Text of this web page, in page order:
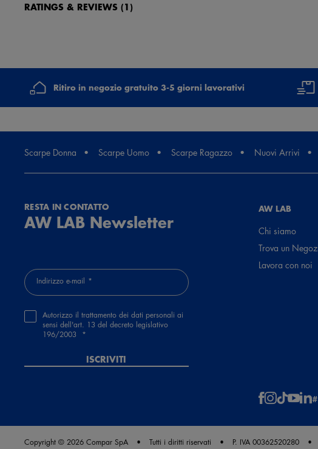
RATINGS & REVIEWS (1)
Top bellissime, perfette, colore stupendo, taglia ok
Ritiro in negozio gratuito 3-5 giorni lavorativi
Scarpe Donna Scarpe Uomo Scarpe Ragazzo Nuovi Arrivi
RESTA IN CONTATTO
AW LAB Newsletter
Indirizzo e-mail
Autorizzo il trattamento dei dati personali ai
sensi dell'art. 13 del decreto legislativo
196/2003
ISCRIVITI
AW LAB
Chi siamo
Trova un
Lavora con noi
Copyright © 2026 Compar SpA Tutti i diritti riservati P. IVA 00362520280